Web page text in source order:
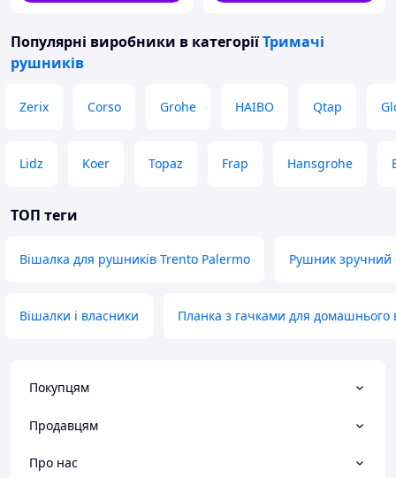
Популярні виробники в категоріїТримачі
рушників
Zerix Corso Grohe HAIBO Qtap
Lidz Koer Topaz Frap Hansgrohe
ТОП теги
Вішалка для рушників Trento Palermo Рушник зручний
Вішалки і власники Планка з гачками для домашнього
Покупцям
Продавцям
Про нас